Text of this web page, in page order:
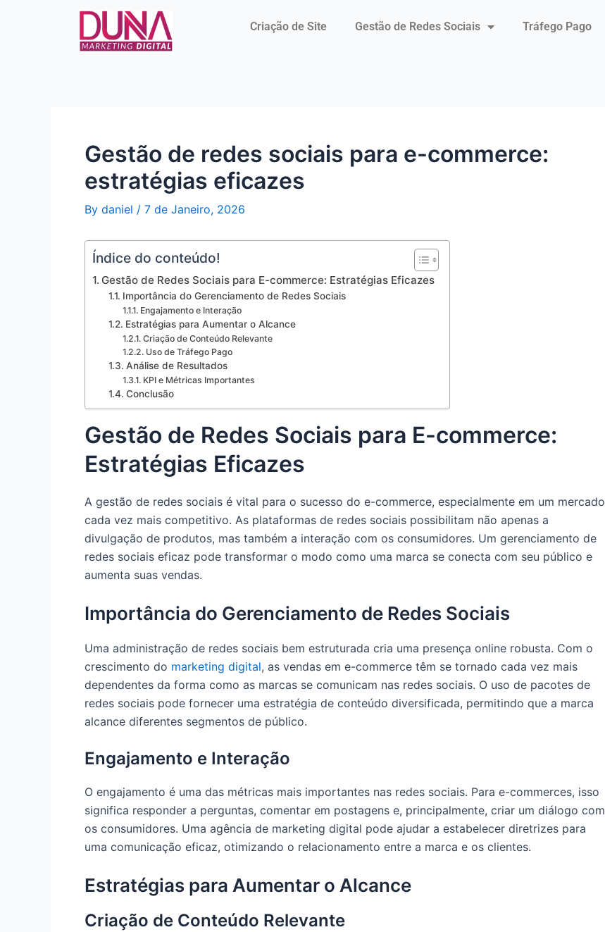
Criação de Site Gestão de Redes Sociais Tráfego Pago
Gestão de redes sociais para e-commerce:
estratégias eficazes
By daniel / 7 de Janeiro, 2026
Índice do conteúdo!
Gestão de Redes Sociais para E-commerce: Estratégias Eficazes
Importância do Gerenciamento de Redes Sociais
Engajamento e Interação
Estratégias para Aumentar o Alcance
Criação de Conteúdo Relevante
Uso de Tráfego Pago
Análise de Resultados
KPI e Métricas Importantes
Conclusão
Gestão de Redes Sociais para E-commerce:
Estratégias Eficazes
A gestão de redes sociais é vital para o sucesso do e-commerce, especialmente em um mercado
cada vez mais competitivo. As plataformas de redes sociais possibilitam não apenas a
divulgação de produtos, mas também a interação com os consumidores. Um gerenciamento de
redes sociais eficaz pode transformar o modo como uma marca se conecta com seu público e
aumenta suas vendas.
Importância do Gerenciamento de Redes Sociais
Uma administração de redes sociais bem estruturada cria uma presença online robusta. Com o
crescimento do marketing digital, as vendas em e-commerce têm se tornado cada vez mais
dependentes da forma como as marcas se comunicam nas redes sociais. O uso de pacotes de
redes sociais pode fornecer uma estratégia de conteúdo diversificada, permitindo que a marca
alcance diferentes segmentos de público.
Engajamento e Interação
O engajamento é uma das métricas mais importantes nas redes sociais. Para e-commerces, isso
significa responder a perguntas, comentar em postagens e, principalmente, criar um diálogo com
os consumidores. Uma agência de marketing digital pode ajudar a estabelecer diretrizes para
uma comunicação eficaz, otimizando o relacionamento entre a marca e os clientes.
Estratégias para Aumentar o Alcance
Criação de Conteúdo Relevante
navigation